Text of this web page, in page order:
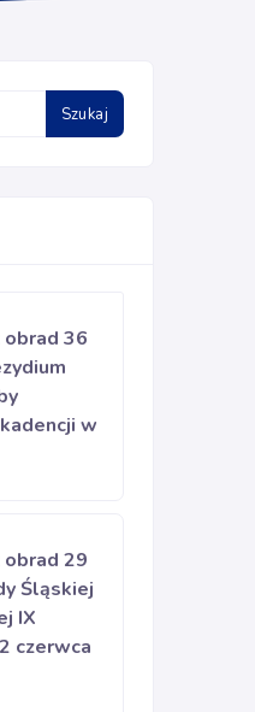
Szukaj
36
w
29
Śląskiej
IX
czerwca